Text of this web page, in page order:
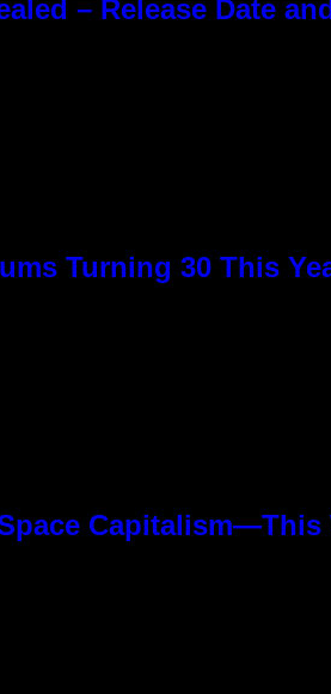
– Release Date
Turning 30 This
Capitalism—This